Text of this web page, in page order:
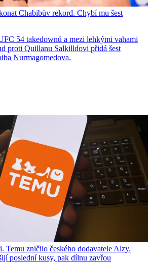
Chabibův rekord. Chybí mu šest
54 takedownů a mezi lehkými vahami
proti Quillanu Salkilldovi přidá šest
Nurmagomedova.
Temu zničilo českého dodavatele Alzy.
poslední kusy, pak dílnu zavřou